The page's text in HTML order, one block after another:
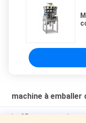
machine à emballer
Le CE approuvent la